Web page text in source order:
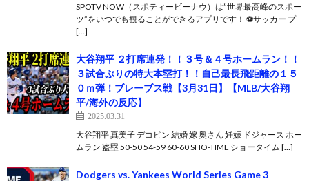
SPOTV NOW（スポティービーナウ）は”世界最高峰のスポー
ツ”をいつでも観ることができるアプリです！ ⚽️サッカー プ
[…]
大谷翔平 ２打席連発！！３号＆４号ホームラン！！
３試合ぶりの特大本塁打！！自己最長飛距離の１５
０ｍ弾！ブレーブス戦【3月31日】【MLB/大谷翔
平/海外の反応】
2025.03.31
大谷翔平 真美子 デコピン 結婚 嫁 奥さん 妊娠 ドジャース ホー
ムラン 盗塁 50-50 54-59 60-60 SHO-TIME ショータイム […]
Dodgers vs. Yankees World Series Game 3